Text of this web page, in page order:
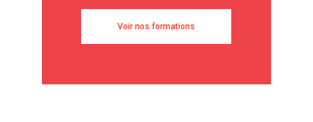
Voir nos formations